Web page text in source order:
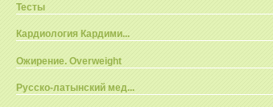
Тесты
Кардиология Кардими...
Ожирение. Overweight
Русско-латынский мед...